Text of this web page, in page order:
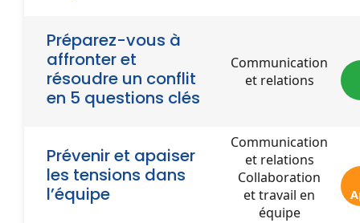
Préparez-vous à
affronter et
résoudre un conflit
en 5 questions clés
Communication
et relations
Prévenir et apaiser
les tensions dans
l’équipe
Communication
et relations
Collaboration
et travail en
équipe